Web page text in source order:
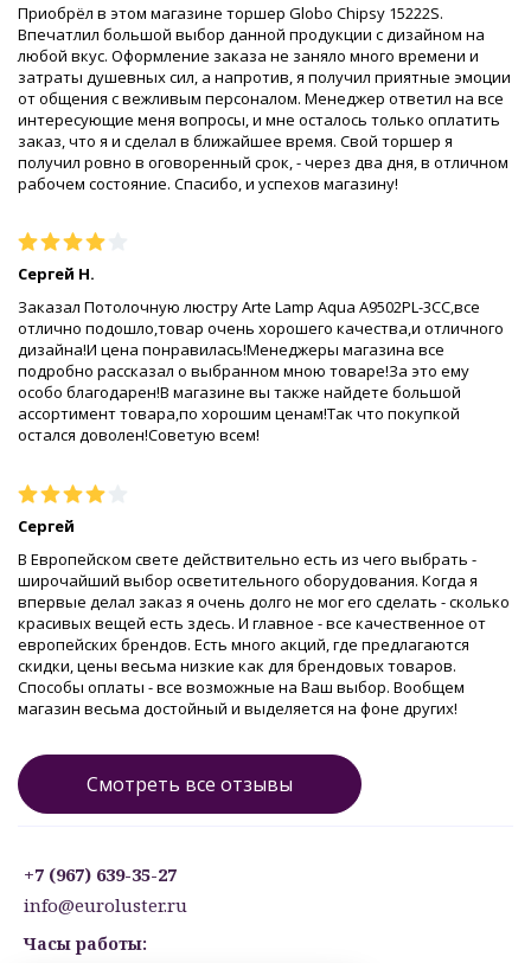
Приобрёл в этом магазине торшер Globo Chipsy 15222S.
Впечатлил большой выбор данной продукции с дизайном на
любой вкус. Оформление заказа не заняло много времени и
затраты душевных сил, а напротив, я получил приятные эмоции
от общения с вежливым персоналом. Менеджер ответил на все
интересующие меня вопросы, и мне осталось только оплатить
заказ, что я и сделал в ближайшее время. Свой торшер я
получил ровно в оговоренный срок, - через два дня, в отличном
рабочем состояние. Спасибо, и успехов магазину!
Сергей Н.
Заказал Потолочную люстру Arte Lamp Aqua A9502PL-3CC,все
отлично подошло,товар очень хорошего качества,и отличного
дизайна!И цена понравилась!Менеджеры магазина все
подробно рассказал о выбранном мною товаре!За это ему
особо благодарен!В магазине вы также найдете большой
ассортимент товара,по хорошим ценам!Так что покупкой
остался доволен!Советую всем!
Сергей
В Европейском свете действительно есть из чего выбрать -
широчайший выбор осветительного оборудования. Когда я
впервые делал заказ я очень долго не мог его сделать - сколько
красивых вещей есть здесь. И главное - все качественное от
европейских брендов. Есть много акций, где предлагаются
скидки, цены весьма низкие как для брендовых товаров.
Способы оплаты - все возможные на Ваш выбор. Вообщем
магазин весьма достойный и выделяется на фоне других!
Смотреть все отзывы
+7 (967) 639-35-27
info@euroluster.ru
Часы работы: